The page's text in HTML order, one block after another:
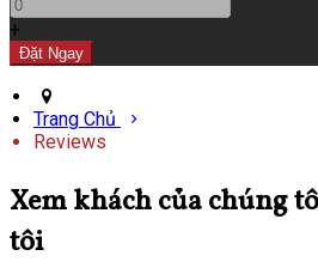
+
Trang Chủ
Reviews
Xem khách của chúng
tôi